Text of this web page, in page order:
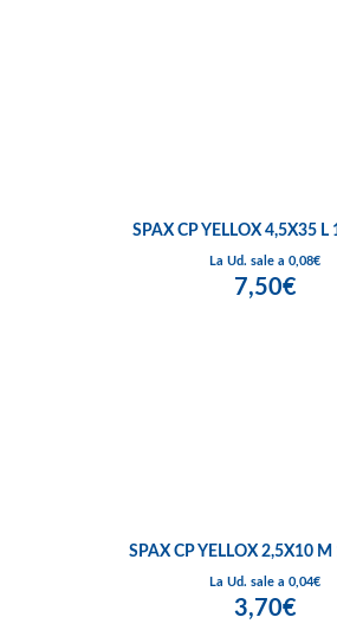
SPAX CP YELLOX 4,5X35 L
La Ud. sale a 0,08€
7,50€
SPAX CP YELLOX 2,5X10 M
La Ud. sale a 0,04€
3,70€